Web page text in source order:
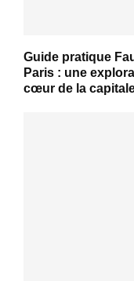
Guide pratique
Paris : une
cœur de la